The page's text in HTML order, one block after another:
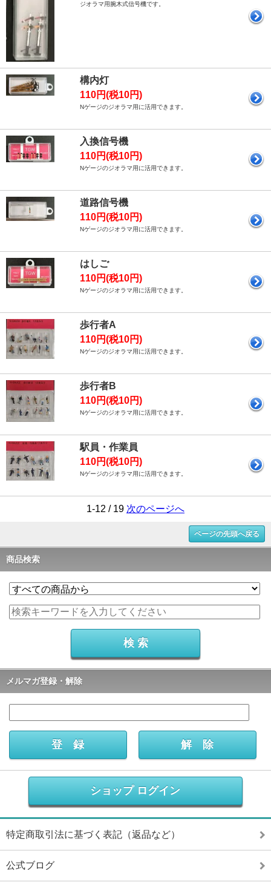
ジオラマ用腕木式信号機です。
構内灯
110円(税10円)
Nゲージのジオラマ用に活用できます。
入換信号機
110円(税10円)
Nゲージのジオラマ用に活用できます。
道路信号機
110円(税10円)
Nゲージのジオラマ用に活用できます。
はしご
110円(税10円)
Nゲージのジオラマ用に活用できます。
歩行者A
110円(税10円)
Nゲージのジオラマ用に活用できます。
歩行者B
110円(税10円)
Nゲージのジオラマ用に活用できます。
駅員・作業員
110円(税10円)
Nゲージのジオラマ用に活用できます。
1-12 / 19 次のページへ
ページの先頭へ戻る
商品検索
メルマガ登録・解除
ショップ ログイン
特定商取引法に基づく表記（返品など）
公式ブログ